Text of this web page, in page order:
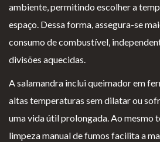
ambiente, permitindo escolher a
espaço. Dessa forma, assegura-se
consumo de combustível,
divisões aquecidas.
A salamandra inclui queimador em
altas temperaturas sem dilatar ou
uma vida útil prolongada. Ao mesmo
limpeza manual de fumos facilita a